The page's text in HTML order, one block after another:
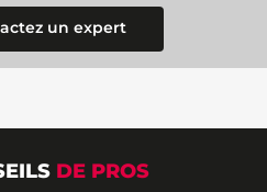
un expert
DE PROS